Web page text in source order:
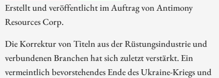
Erstellt und veröffentlicht im Auftrag von Antimony
Resources Corp.
Die Korrektur von Titeln aus der Rüstungsindustrie und
verbundenen Branchen hat sich zuletzt verstärkt. Ein
vermeintlich bevorstehendes Ende des Ukraine-Kriegs und